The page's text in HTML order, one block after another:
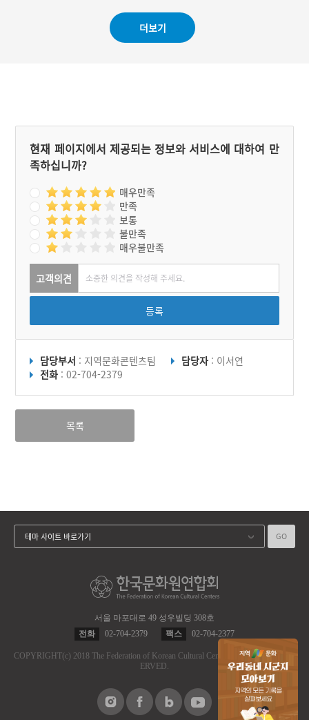
6월까지의 산란기에 주로
어획한다. 무리를 지어 다니
는 밴댕이는 따뜻한 물을 따
로 죽으므로 회보다는 구이
나 젓갈로 먹는다. 밴댕이
젓갈은 강화도의 특산물인
더보기
현재 페이지에서 제공되는 정보와 서비스에 대하여 만
족하십니까?
매우만족
만족
보통
불만족
매우불만족
고객의견
등록
담당부서 : 지역문화콘텐츠팀 담당자 : 이서연
전화 : 02-704-2379
목록
서울 마포대로 49 성우빌딩 308호
전화
02-704-2379 팩스 02-704-2377
COPYRIGHT(c) 2018 The Federation of Korean Cultural Centers.
ALL RIGHT RES
ERVED.
테마 사이트 바로가기 GO